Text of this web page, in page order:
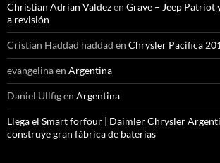
Christian Adrian Valdezen Grave – Jeep Patriot
a revisión
Cristian Haddad haddad en Chrysler Pacifica
evangelinaen Argentina
Daniel Ullfigen Argentina
Llega el Smart forfour | Daimler Chrysler
construye gran fábrica de baterias